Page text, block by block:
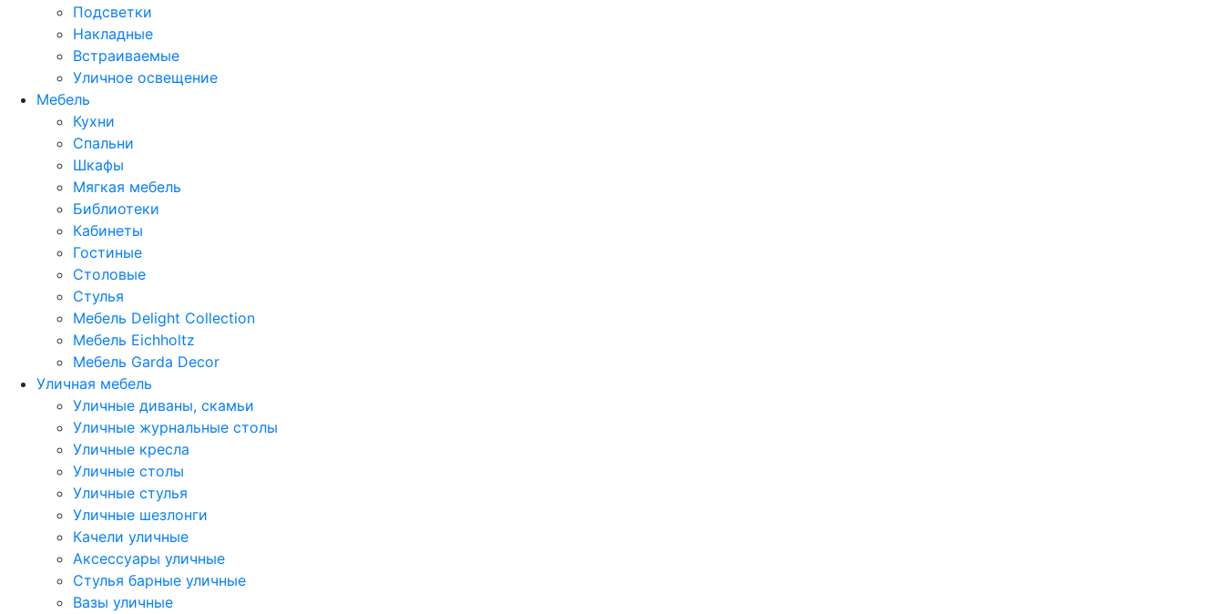
Подсветки
Накладные
Встраиваемые
Уличное освещение
Мебель
Кухни
Спальни
Шкафы
Мягкая мебель
Библиотеки
Кабинеты
Гостиные
Столовые
Стулья
Мебель Delight Collection
Мебель Eichholtz
Мебель Garda Decor
Уличная мебель
Уличные диваны, скамьи
Уличные журнальные столы
Уличные кресла
Уличные столы
Уличные стулья
Уличные шезлонги
Качели уличные
Аксессуары уличные
Стулья барные уличные
Вазы уличные